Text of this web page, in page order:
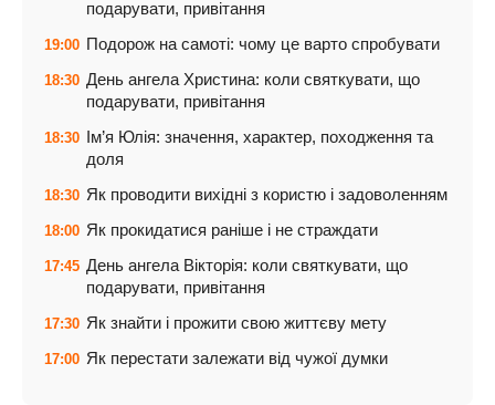
подарувати, привітання
19:00 Подорож на самоті: чому це варто спробувати
18:30 День ангела Христина: коли святкувати, що
подарувати, привітання
18:30 Ім’я Юлія: значення, характер, походження та
доля
18:30 Як проводити вихідні з користю і задоволенням
18:00 Як прокидатися раніше і не страждати
17:45 День ангела Вікторія: коли святкувати, що
подарувати, привітання
17:30 Як знайти і прожити свою життєву мету
17:00 Як перестати залежати від чужої думки